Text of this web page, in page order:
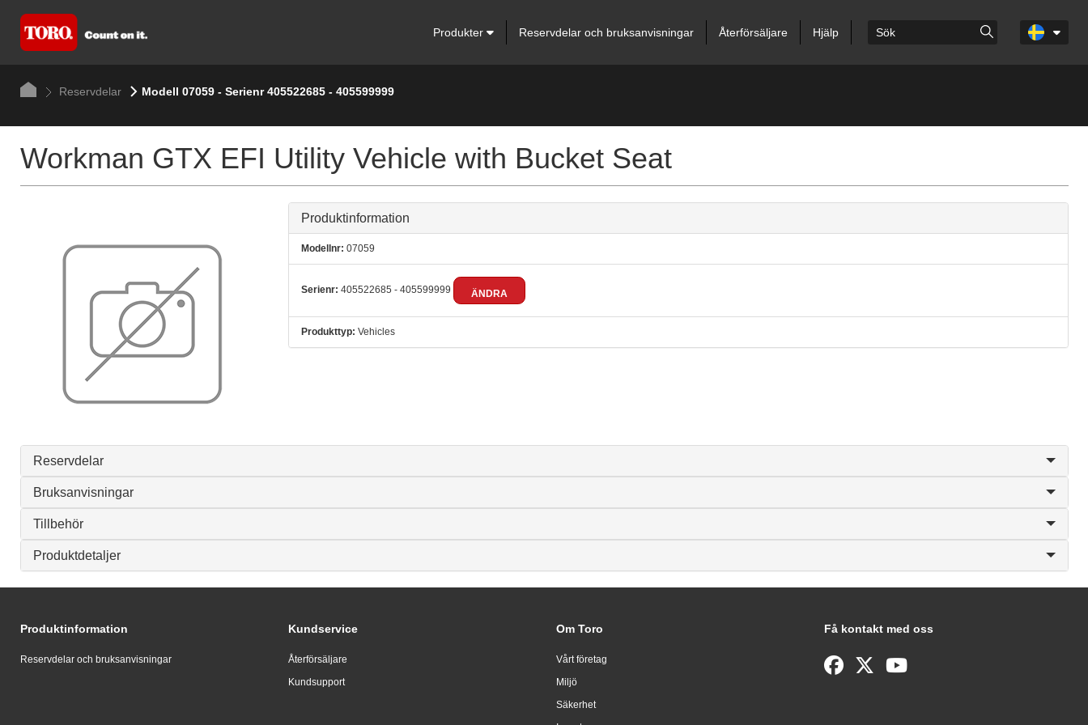
Produkter Reservdelar och bruksanvisningar Återförsäljare Hjälp
Reservdelar Modell 07059 - Serienr 405522685 - 405599999
Workman GTX EFI Utility Vehicle with Bucket Seat
Produktinformation
Modellnr: 07059
Serienr: 405522685 - 405599999 ÄNDRA
Produkttyp: Vehicles
Reservdelar
Bruksanvisningar
Tillbehör
Produktdetaljer
Produktinformation
Reservdelar och bruksanvisningar
Kundservice
Återförsäljare
Kundsupport
Om Toro
Vårt företag
Miljö
Säkerhet
Få kontakt med oss